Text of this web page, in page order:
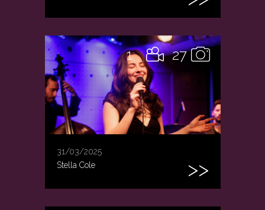
27
1
31/03/2025
Stella Cole